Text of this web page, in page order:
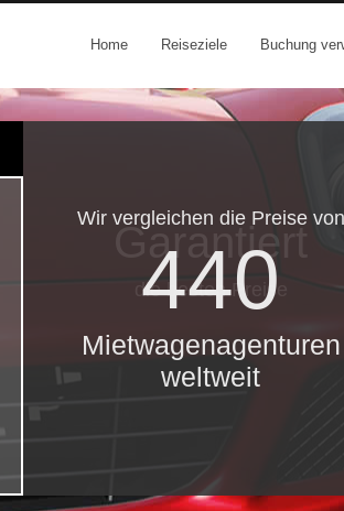
Home Reiseziele Buchung
Wir vergleichen die Preise von
440
Mietwagenagenturen
weltweit
Garantiert
die besten Preise